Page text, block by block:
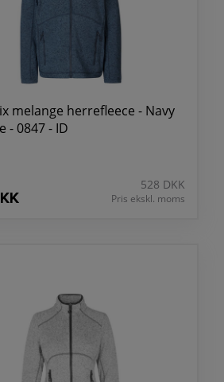
melange herrefleece - Navy
- 0847 - ID
528 DKK
Pris ekskl. moms